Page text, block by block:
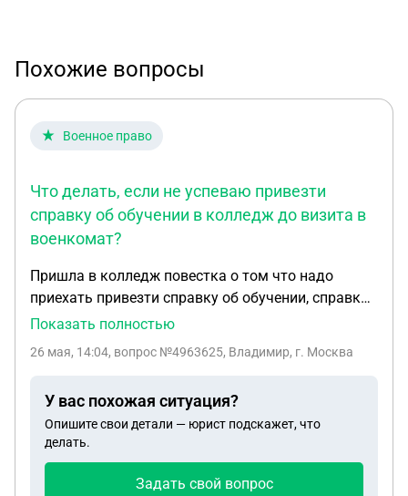
Похожие вопросы
Военное право
Что делать, если не успеваю привезти
справку об обучении в колледж до визита в
военкомат?
Пришла в колледж повестка о том что надо
приехать привезти справку об обучении, справка
будет в четверг,а в четверг мне нужно быть уже у
что делать и как поступить
Показать полностью
26 мая, 14:04, вопрос №4963625, Владимир, г. Москва
У вас похожая ситуация?
Опишите свои детали — юрист подскажет, что
делать.
Задать свой вопрос